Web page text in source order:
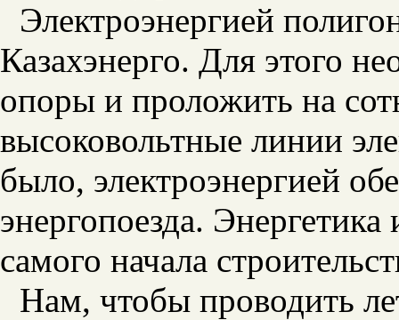
Электроэнергией
Казахэнерго. Для этого
опоры и проложить на
высоковольтные линии
было, электроэнергией
энергопоезда. Энергетика
самого начала
Нам, чтобы проводить